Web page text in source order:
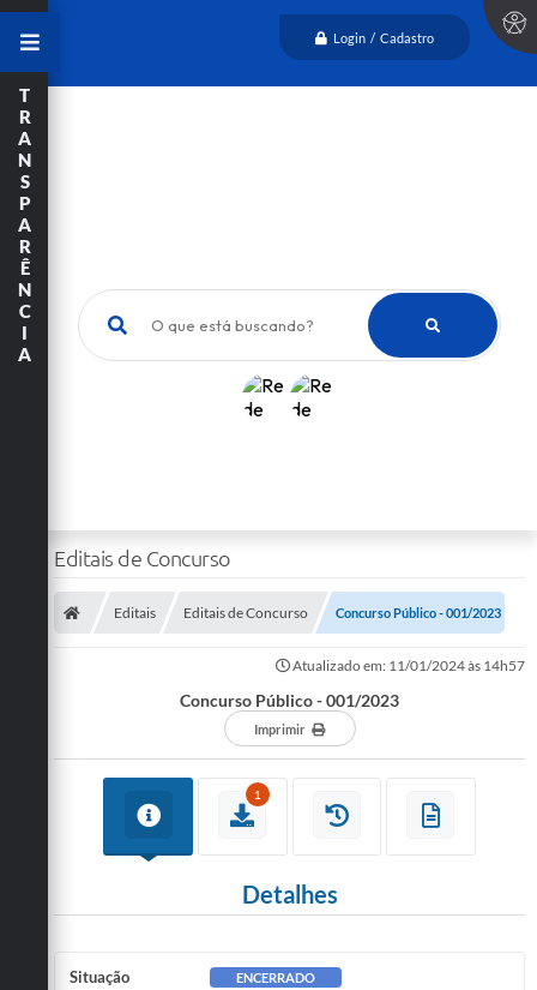
Login / Cadastro
O que está buscando?
T
R
A
N
S
P
A
R
Ê
N
C
I
A
Editais de Concurso
Editais Editais de Concurso Concurso Público - 001/2023
Atualizado em: 11/01/2024 às 14h57
Concurso Público - 001/2023
Imprimir
1
Detalhes
Situação ENCERRADO